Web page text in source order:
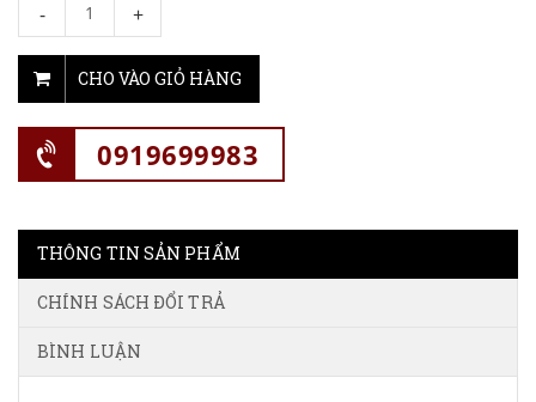
- +
CHO VÀO GIỎ HÀNG
0919699983
THÔNG TIN SẢN PHẨM
CHÍNH SÁCH ĐỔI TRẢ
BÌNH LUẬN